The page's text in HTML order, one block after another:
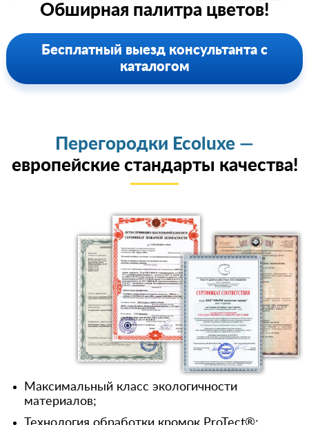
Обширная палитра цветов!
Бесплатный выезд консультанта с
каталогом
Перегородки Ecoluxe —
европейские стандарты качества!
Максимальный класс экологичности
материалов;